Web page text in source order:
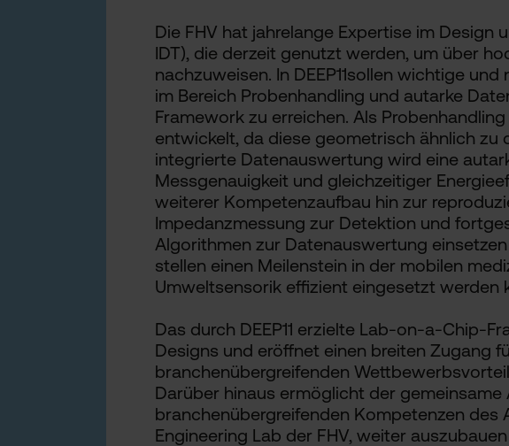
Die FHV hat jahrelange Expertise im
IDT), die derzeit genutzt werden, um über
nachzuweisen. In DEEP11sollen wichtige
im Bereich Probenhandling und autarke
Framework zu erreichen. Als
entwickelt, da diese geometrisch ähnlich zu
integrierte Datenauswertung wird eine
Messgenauigkeit und gleichzeitiger
weiterer Kompetenzaufbau hin zur
Impedanzmessung zur Detektion und
Algorithmen zur Datenauswertung
stellen einen Meilenstein in der mobilen
Umweltsensorik effizient eingesetzt werden
Das durch DEEP11 erzielte Lab-on-a-Chip-
Designs und eröffnet einen breiten Zugang
branchenübergreifenden
Darüber hinaus ermöglicht der
branchenübergreifenden Kompetenzen
Engineering Lab der FHV, weiter